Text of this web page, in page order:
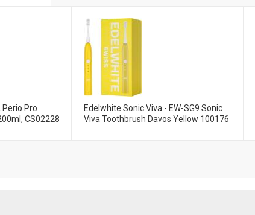
Perio Pro
CS02228
Edelwhite Sonic Viva - EW-SG9 Sonic
Viva Toothbrush Davos Yellow 100176